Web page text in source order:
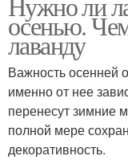
осенью.
лаванду
Важность осенней
именно от нее
перенесут зимние
полной мере
декоративность.